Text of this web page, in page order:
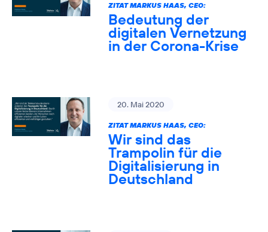
ZITAT MARKUS HAAS, CEO:
Bedeutung der
digitalen Vernetzung
in der Corona-Krise
20. Mai 2020
ZITAT MARKUS HAAS, CEO:
Wir sind das
Trampolin für die
Digitalisierung in
Deutschland